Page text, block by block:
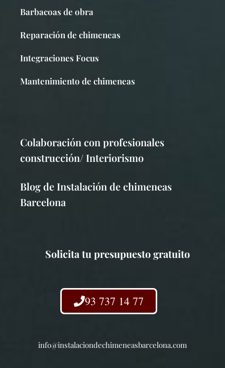
Barbacoas de obra
Reparación de chimeneas
Integraciones Focus
Mantenimiento de chimeneas
Colaboración con profesionales
construcción/ Interiorismo
Blog de Instalación de chimeneas
Barcelona
Solicita tu presupuesto gratuito
93 737 14 77
info@instalaciondechimeneasbarcelona.com